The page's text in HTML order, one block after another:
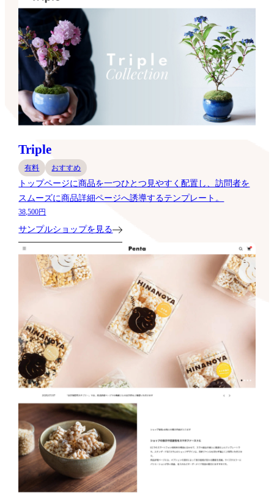
Triple
有料 おすすめ
トップページに商品を一つひとつ見やすく配置し、訪問者を
スムーズに商品詳細ページへ誘導するテンプレート。
38,500円
サンプルショップを見る